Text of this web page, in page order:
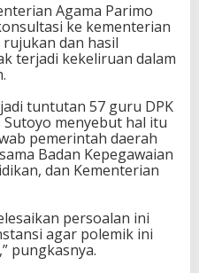
Agama Parimo
ke kementerian
dan hasil
terjadi kekeliruan dalam
tuntutan 57 guru DPK
menyebut hal itu
pemerintah daerah
Badan Kepegawaian
dan Kementerian
persoalan ini
agar polemik ini
pungkasnya.